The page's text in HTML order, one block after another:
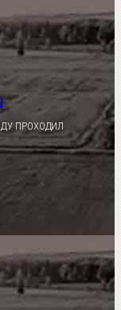
ПРОХОДИЛ